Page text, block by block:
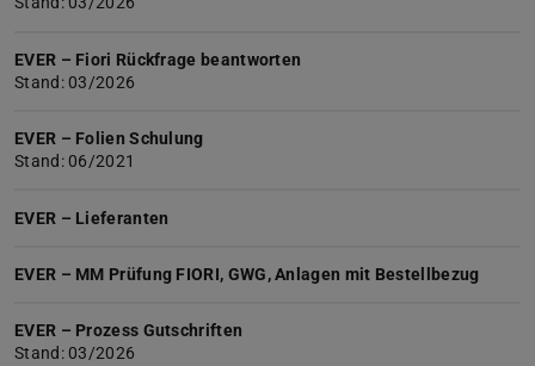
EVER – Fiori Rückfrage beantworten
Stand: 03/2026
EVER – Folien Schulung
Stand: 06/2021
EVER – Lieferanten
EVER – MM Prüfung FIORI, GWG, Anlagen mit Bestellbezug
EVER – Prozess Gutschriften
Stand: 03/2026